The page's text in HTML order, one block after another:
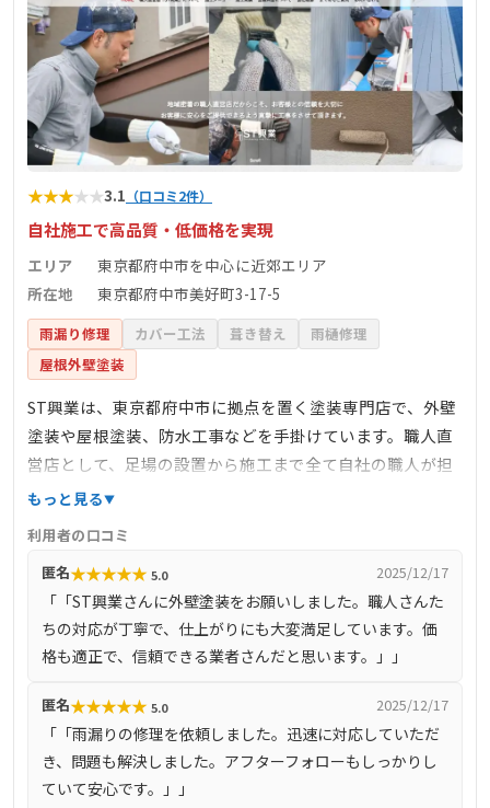
★★★★★3.1 （口コミ2件）
自社施工で高品質・低価格を実現
エリア
東京都府中市を中心に近郊エリア
所在地
東京都府中市美好町3-17-5
雨漏り修理 カバー工法 葺き替え
雨樋修理
屋根外壁塗装
ST興業は、東京都府中市に拠点を置く塗装専門店で、外壁
塗装や屋根塗装、防水工事などを手掛けています。職人直
営店として、足場の設置から施工まで全て自社の職人が担
当し、下請け業者を介さないことで中間マージンを排除
的にこだわり、外壁や屋根の塗装を通じて、長期間安心し
て住める住環境を提供することを目指しています。お客様
とのコミュニケーションを重視し、工事の進捗状況を日々
報告することで、不安や疑問を解消し、信頼関係を築いて
います。府中市を中心に、東京都全域および近隣県にも対
もっと見る
利用者の口コミ
匿名★★★★★ 5.0 2025/12/17
「「ST興業さんに外壁塗装をお願いしました。職人さんた
ちの対応が丁寧で、仕上がりにも大変満足しています。価
格も適正で、信頼できる業者さんだと思います。」」
匿名★★★★★ 5.0 2025/12/17
「「雨漏りの修理を依頼しました。迅速に対応していただ
き、問題も解決しました。アフターフォローもしっかりし
ていて安心です。」」